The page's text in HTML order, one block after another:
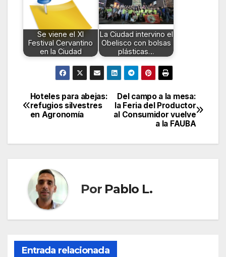
Se viene el XI
Festival Cervantino
en la Ciudad
La Ciudad intervino el
Obelisco con bolsas
plásticas…
Navegación
de
entradas
Del campo a la mesa:
la Feria del Productor
al Consumidor vuelve
a la FAUBA
Hoteles para abejas:
refugios silvestres
en Agronomía
Por Pablo L.
Entrada relacionada